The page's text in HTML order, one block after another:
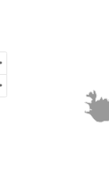
of unspecified
Herria eta
as data table,